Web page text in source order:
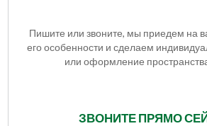
Пишите или звоните, мы приедем на
его особенности и сделаем
или оформление
ЗВОНИТЕ ПРЯМО